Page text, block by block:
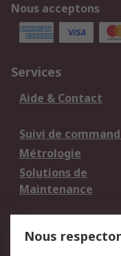
Nous acceptons
Services
Aide & Contact
Suivi de
Métrologie
Solutions de
Maintenance
Nous